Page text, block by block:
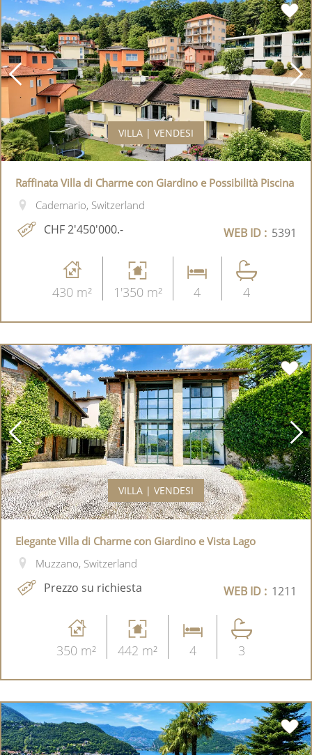
VILLA | VENDESI
Raffinata Villa di Charme con Giardino e Possibilità Piscina
Cademario, Switzerland
CHF 2'450'000.- WEB ID : 5391
430 m² 1'350 m² 4 4
VILLA | VENDESI
Elegante Villa di Charme con Giardino e Vista Lago
Muzzano, Switzerland
Prezzo su richiesta WEB ID : 1211
350 m² 442 m² 4 3